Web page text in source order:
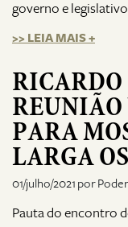
governo e legislativo
>> LEIA MAIS +
RICARDO
PARA
LARGA
01/julho/2021 por Poder
Pauta do encontro